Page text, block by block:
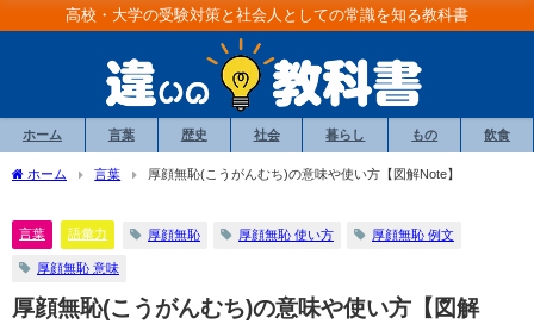
高校・大学の受験対策と社会人としての常識を知る教科書
ホーム 言葉 歴史 社会 暮らし もの 飲食
ホーム 言葉 厚顔無恥(こうがんむち)の意味や使い方【図解Note】
言葉 語彙力 厚顔無恥 厚顔無恥 使い方 厚顔無恥 例文
厚顔無恥 意味
厚顔無恥(こうがんむち)の意味や使い方【図解